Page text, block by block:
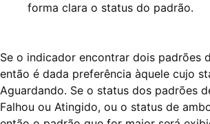
forma clara o status do padrão.
Se o indicador encontrar dois padrões
então é dada preferência àquele cujo
Aguardando. Se o status dos padrões
Falhou ou Atingido, ou o status de